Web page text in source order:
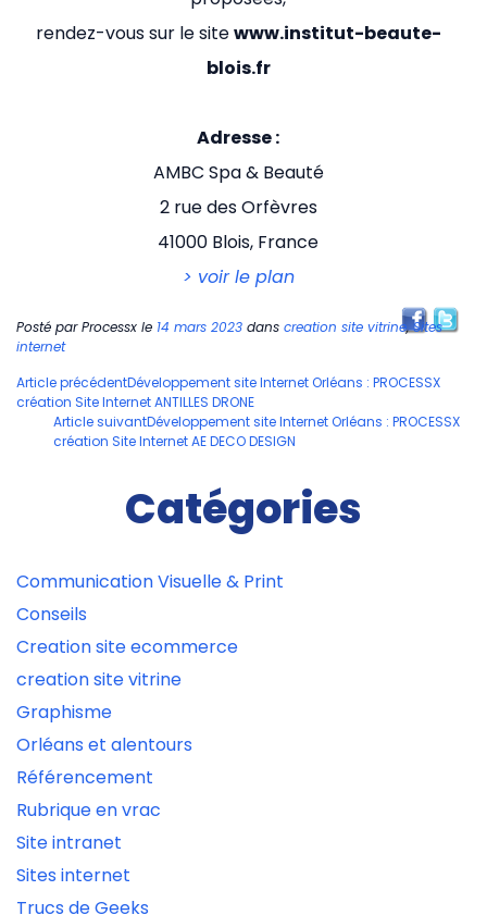
rendez-vous sur le sitewww.institut-beaute-
blois.fr
Adresse :
AMBC Spa & Beauté
2 rue des Orfèvres
41000 Blois, France
> voir le plan
Posté parProcessx le 14 mars 2023 dans creation site vitrine,Sites
internet
Navigation
articles
Article précédentDéveloppement site Internet Orléans : PROCESSX
création Site Internet ANTILLES DRONE
Article suivantDéveloppement site Internet Orléans : PROCESSX
création Site Internet AE DECO DESIGN
Catégories
Communication Visuelle & Print
Conseils
Creation site ecommerce
creation site vitrine
Graphisme
Orléans et alentours
Référencement
Rubrique en vrac
Site intranet
Sites internet
Trucs de Geeks